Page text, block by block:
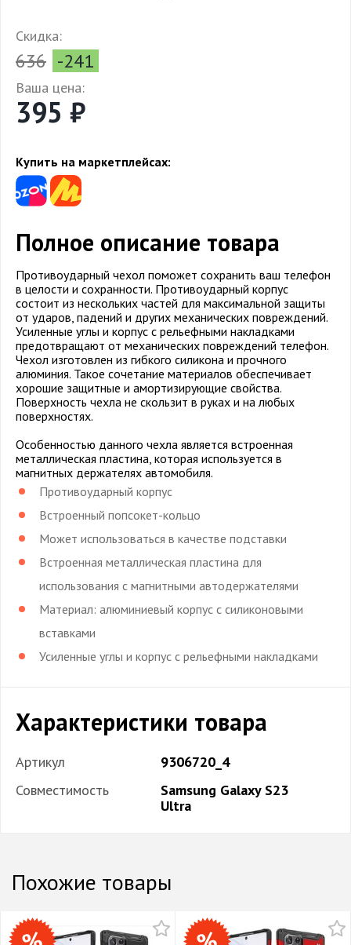
Скидка:
636 -241
Ваша цена:
395 ₽
Купить на маркетплейсах:
Полное описание товара
Противоударный чехол поможет сохранить ваш телефон
в целости и сохранности. Противоударный корпус
состоит из нескольких частей для максимальной защиты
от ударов, падений и других механических повреждений.
Усиленные углы и корпус с рельефными накладками
предотвращают от механических повреждений телефон.
Чехол изготовлен из гибкого силикона и прочного
алюминия. Такое сочетание материалов обеспечивает
хорошие защитные и амортизирующие свойства.
Поверхность чехла не скользит в руках и на любых
поверхностях.
Особенностью данного чехла является встроенная
металлическая пластина, которая используется в
магнитных держателях автомобиля.
Противоударный корпус
Встроенный попсокет-кольцо
Может использоваться в качестве подставки
Встроенная металлическая пластина для
использования с магнитными автодержателями
Материал: алюминиевый корпус с силиконовыми
вставками
Усиленные углы и корпус с рельефными накладками
Характеристики товара
Артикул
9306720_4
Совместимость
Samsung Galaxy S23
Ultra
Похожие товары